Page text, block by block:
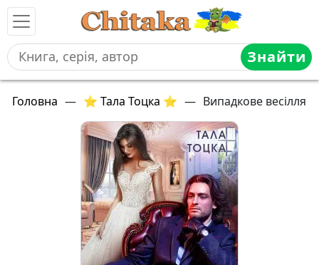
Знайти
Головна — ⭐ Тала Тоцка ⭐ — Випадкове весілля